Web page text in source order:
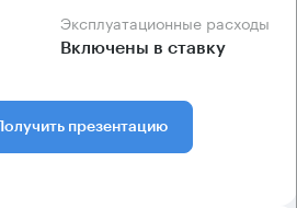
Эксплуатационные расходы
Включены в ставку
Получить презентацию